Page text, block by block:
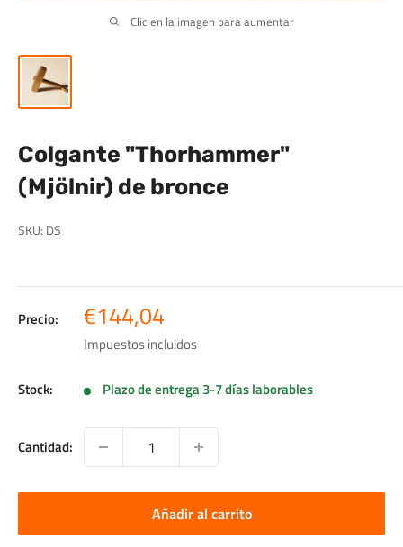
Clic en la imagen para aumentar
Colgante "Thorhammer"
(Mjölnir) de bronce
SKU: DS
Precio: Precio
de
venta
€144,04
Impuestos incluidos
Stock: Plazo de entrega 3-7 días laborables
Cantidad:
Añadir al carrito